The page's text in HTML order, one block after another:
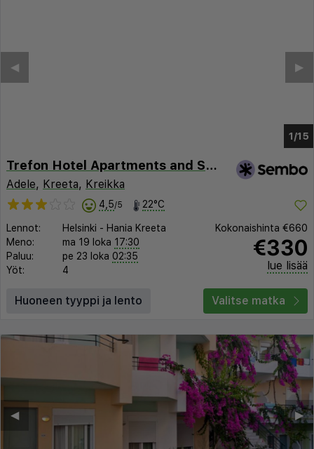
1/9
▶︎
◀︎
Trefon Hotel Apartments and Suites
Adele, Kreeta, Kreikka
4,5/5 22°C
Lennot: Helsinki - Hania Kreeta
Meno:
ma 19 loka 17:30
Paluu:
pe 23 loka 02:35
Yöt:
4
Kokonaishinta €660
€330
lue lisää
Huoneen tyyppi ja lento Valitse matka
▶︎
◀︎